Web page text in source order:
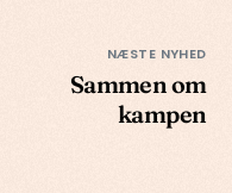
NÆSTE NYHED
Sammen om
kampen